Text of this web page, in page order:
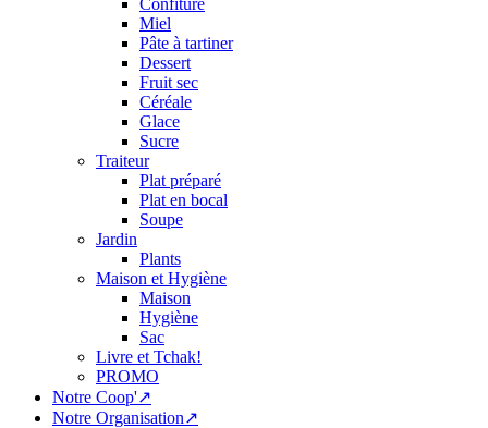
Confiture
Miel
Pâte à tartiner
Dessert
Fruit sec
Céréale
Glace
Sucre
Traiteur
Plat préparé
Plat en bocal
Soupe
Jardin
Plants
Maison et Hygiène
Maison
Hygiène
Sac
Livre et Tchak!
PROMO
Notre Coop'↗
Notre Organisation↗